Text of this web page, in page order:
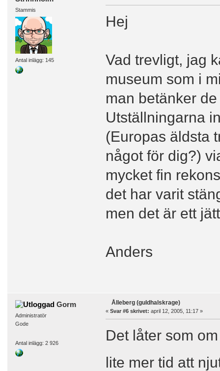
Stammis
Antal inlägg: 145
Hej
Vad trevligt, jag
museum som i
man betänker
Utställningarna
(Europas äldsta
något för dig?)
mycket fin
det har varit
men det är ett
Anders
Gorm
Administratör
Gode
Antal inlägg: 2 926
Ålleberg (guldhalskrage)
« Svar #6 skrivet: april 12, 2005, 11:17 »
Det låter som
lite mer tid att